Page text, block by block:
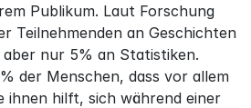
Publikum. Laut Forschung
Teilnehmenden an Geschichten
nur 5% an Statistiken.
der Menschen, dass vor allem
ihnen hilft, sich während einer